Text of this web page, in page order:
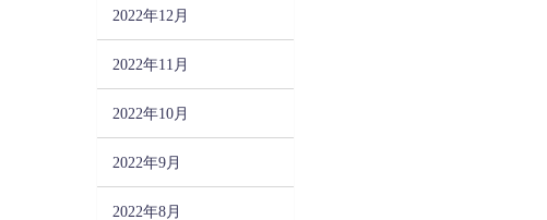
2022年12月
2022年11月
2022年10月
2022年9月
2022年8月